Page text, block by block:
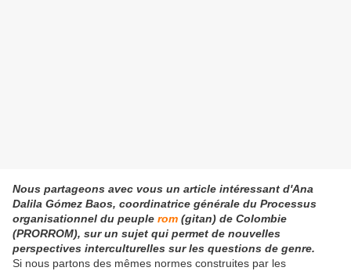
Nous partageons avec vous un article intéressant d'Ana
Dalila Gómez Baos, coordinatrice générale du Processus
organisationnel du peuple rom (gitan) de Colombie
(PRORROM), sur un sujet qui permet de nouvelles
perspectives interculturelles sur les questions de genre.
Si nous partons des mêmes normes construites par les